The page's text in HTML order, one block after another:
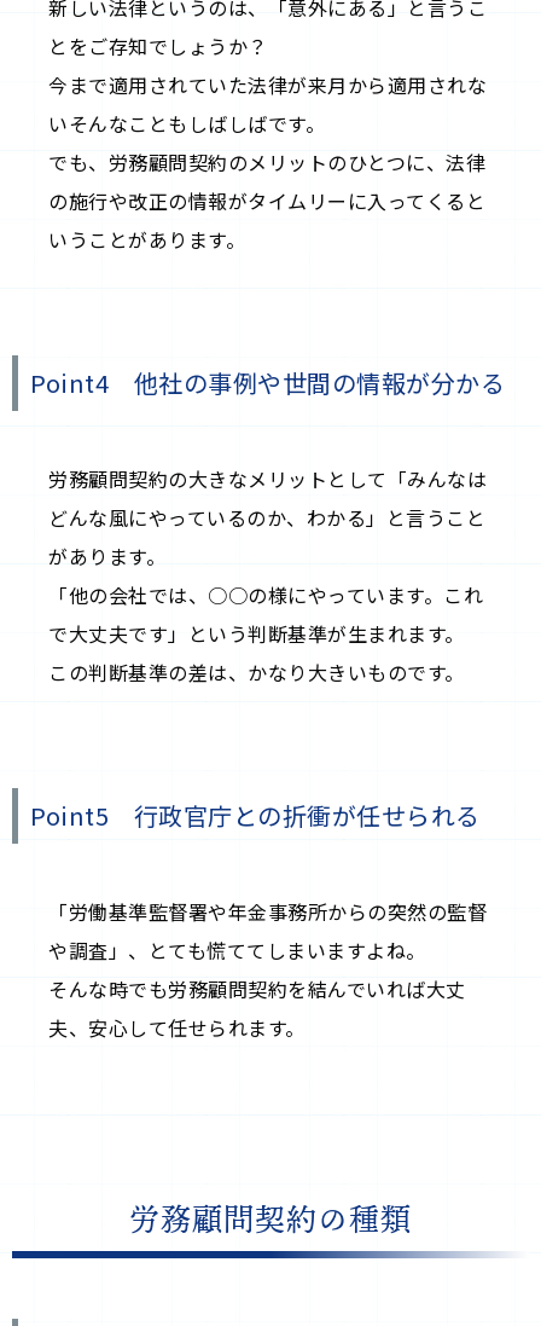
新しい法律というのは、「意外にある」と言うこ
とをご存知でしょうか？
今まで適用されていた法律が来月から適用されな
いそんなこともしばしばです。
でも、労務顧問契約のメリットのひとつに、法律
の施行や改正の情報がタイムリーに入ってくると
いうことがあります。
Point4 他社の事例や世間の情報が分かる
労務顧問契約の大きなメリットとして「みんなは
どんな風にやっているのか、わかる」と言うこと
があります。
「他の会社では、○○の様にやっています。これ
で大丈夫です」という判断基準が生まれます。
この判断基準の差は、かなり大きいものです。
Point5 行政官庁との折衝が任せられる
「労働基準監督署や年金事務所からの突然の監督
や調査」、とても慌ててしまいますよね。
そんな時でも労務顧問契約を結んでいれば大丈
夫、安心して任せられます。
労務顧問契約の種類